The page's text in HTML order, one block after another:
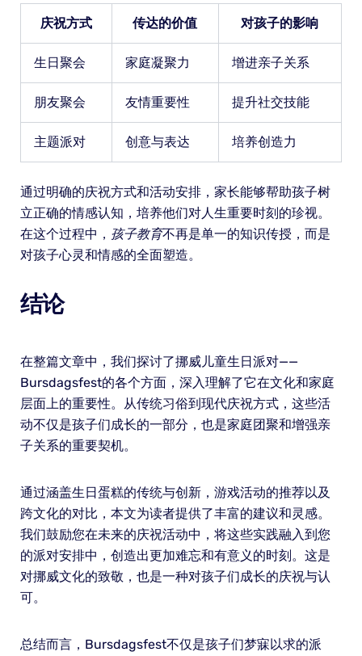
庆祝方式 传达的价值 对孩子的影响
生日聚会 家庭凝聚力 增进亲子关系
朋友聚会 友情重要性 提升社交技能
主题派对 创意与表达 培养创造力
通过明确的庆祝方式和活动安排，家长能够帮助孩子树
立正确的情感认知，培养他们对人生重要时刻的珍视。
在这个过程中， 孩子教育不再是单一的知识传授，而是
对孩子心灵和情感的全面塑造。
结论
在整篇文章中，我们探讨了挪威儿童生日派对——
Bursdagsfest的各个方面，深入理解了它在文化和家庭
层面上的重要性。从传统习俗到现代庆祝方式，这些活
动不仅是孩子们成长的一部分，也是家庭团聚和增强亲
子关系的重要契机。
通过涵盖生日蛋糕的传统与创新，游戏活动的推荐以及
跨文化的对比，本文为读者提供了丰富的建议和灵感。
我们鼓励您在未来的庆祝活动中，将这些实践融入到您
的派对安排中，创造出更加难忘和有意义的时刻。这是
对挪威文化的致敬，也是一种对孩子们成长的庆祝与认
可。
总结而言，Bursdagsfest不仅是孩子们梦寐以求的派